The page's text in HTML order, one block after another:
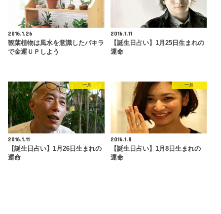
2016.1.26
観葉植物は風水を意識したパキラ
で金運ＵＰしよう
2016.1.11
【誕生日占い】1月25日生まれの
運命
一月
2016.1.11
【誕生日占い】1月26日生まれの
運命
一月
2016.1.8
【誕生日占い】1月8日生まれの
運命